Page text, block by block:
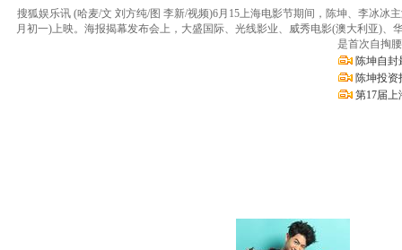
搜狐娱乐讯 (哈麦/文 刘方纯/图 李新/视频)6月15上海电影节期间，陈坤、李冰冰
月初一)上映。海报揭幕发布会上，大盛国际、光线影业、威秀电影(澳大利亚)
是首次自掏
陈坤自封
陈坤投资
第17届上